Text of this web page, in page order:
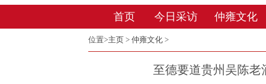
首页 今日采访 仲雍文化
位置>主页 > 仲雍文化 >
至德要道贵州吴陈老